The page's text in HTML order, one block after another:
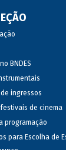
BNDES
de ingressos
festivais de cinema
programação
para Escolha de